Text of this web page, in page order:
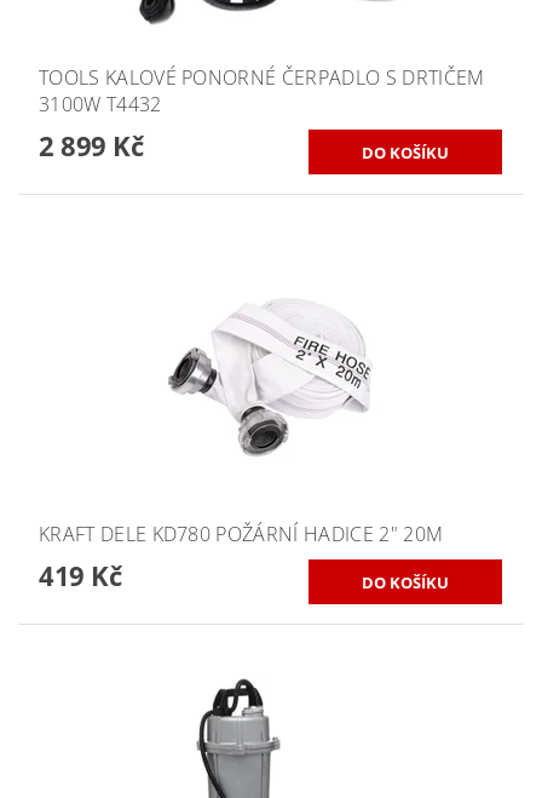
TOOLS KALOVÉ PONORNÉ ČERPADLO S DRTIČEM
3100W T4432
2 899 Kč
KRAFT DELE KD780 POŽÁRNÍ HADICE 2" 20M
419 Kč